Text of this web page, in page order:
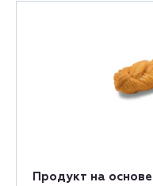
Продукт на